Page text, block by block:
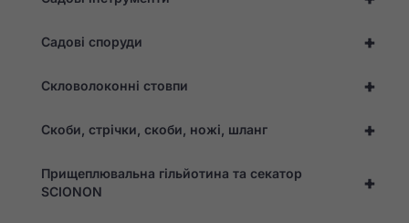
+
Садові споруди
+
Скловолоконні стовпи
+
Скоби, стрічки, скоби, ножі, шланг
+
Прищеплювальна гільйотина та секатор
SCIONON
Ділячись своїми
інтересами та